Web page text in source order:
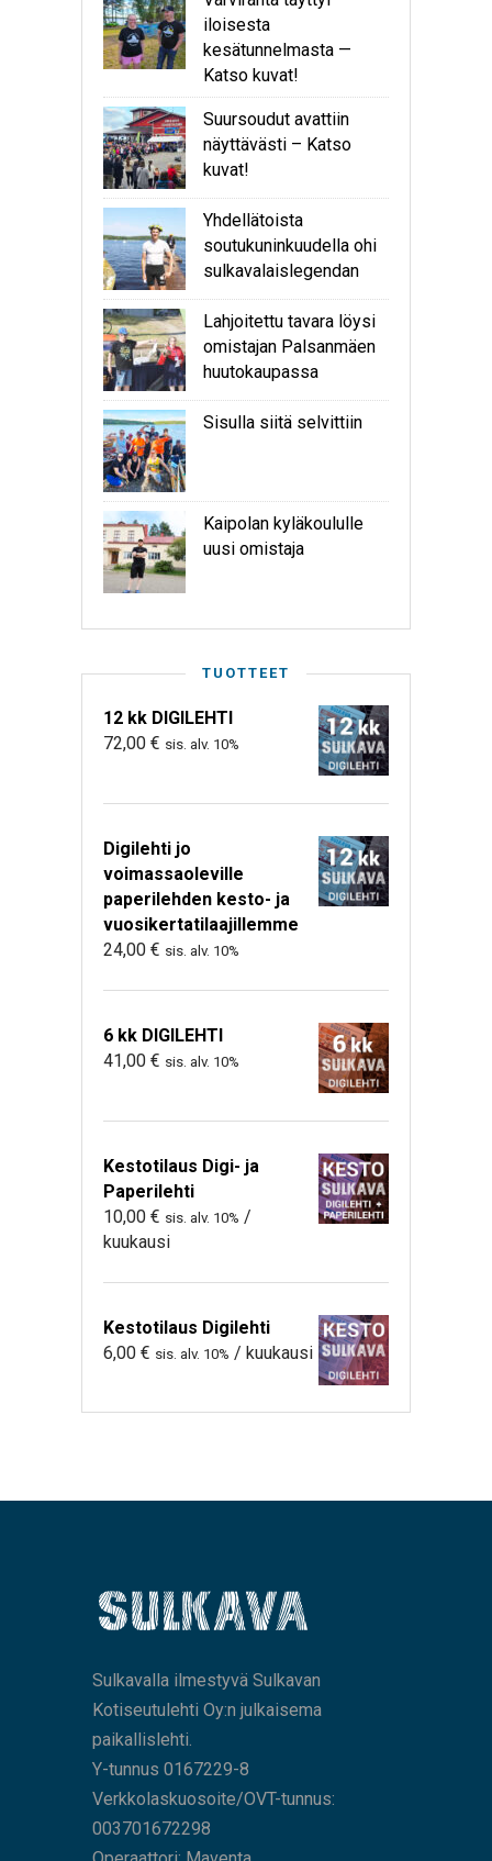
iloisesta
kesätunnelmasta —
Katso kuvat!
Suursoudut avattiin
näyttävästi – Katso
kuvat!
Yhdellätoista
soutukuninkuudella ohi
sulkavalaislegendan
Lahjoitettu tavara löysi
omistajan Palsanmäen
huutokaupassa
Sisulla siitä selvittiin
Kaipolan kyläkoululle
uusi omistaja
TUOTTEET
12 kk DIGILEHTI
72,00 € sis. alv. 10%
Digilehti jo
voimassaoleville
paperilehden kesto- ja
vuosikertatilaajillemme
24,00 € sis. alv. 10%
6 kk DIGILEHTI
41,00 € sis. alv. 10%
Kestotilaus Digi- ja
Paperilehti
10,00 € sis. alv. 10% /
kuukausi
Kestotilaus Digilehti
6,00 € sis. alv. 10% / kuukausi
Sulkavalla ilmestyvä Sulkavan
Kotiseutulehti Oy:n julkaisema
paikallislehti.
Y-tunnus 0167229-8
Verkkolaskuosoite/OVT-tunnus:
003701672298